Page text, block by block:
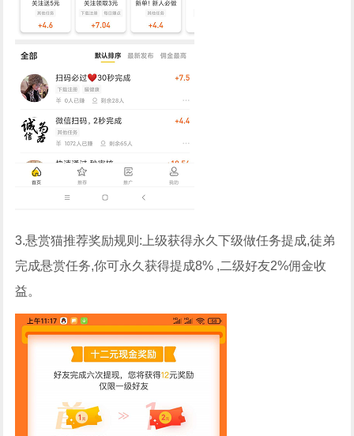
3.悬赏猫推荐奖励规则:上级获得永久下级做任务提成,徒弟
完成悬赏任务,你可永久获得提成8% ,二级好友2%佣金收
益。